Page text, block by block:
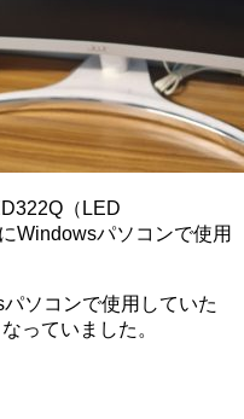
（LED
Windowsパソコンで使用
ソコンで使用していた
っていました。